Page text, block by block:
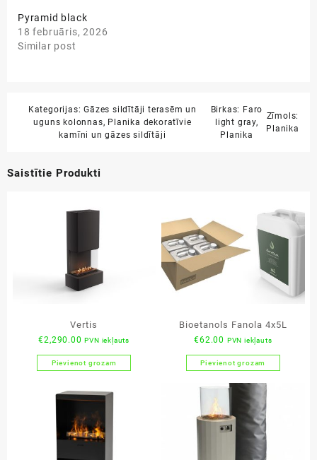
Pyramid black
18 februāris, 2026
Similar post
Kategorijas:Gāzes sildītāji terasēm un
uguns kolonnas, Planika dekoratīvie
kamīni un gāzes sildītāji
Birkas: Faro
light gray,
Planika
Zīmols:
Planika
Saistītie Produkti
Vertis
€2,290.00 PVN iekļauts
Pievienot grozam
Bioetanols Fanola 4x5L
€62.00 PVN iekļauts
Pievienot grozam